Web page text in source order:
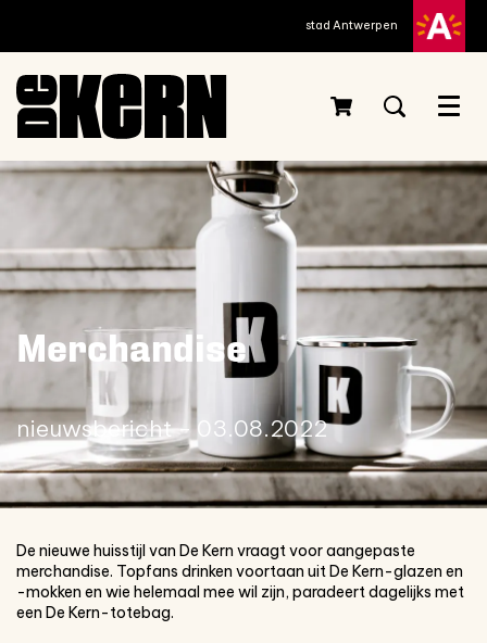
stad Antwerpen
Menu
Merchandise
nieuwsbericht - 03.08.2022
De nieuwe huisstijl van De Kern vraagt voor aangepaste
merchandise. Topfans drinken voortaan uit De Kern-glazen en
-mokken en wie helemaal mee wil zijn, paradeert dagelijks met
een De Kern-totebag.
Inzoomen